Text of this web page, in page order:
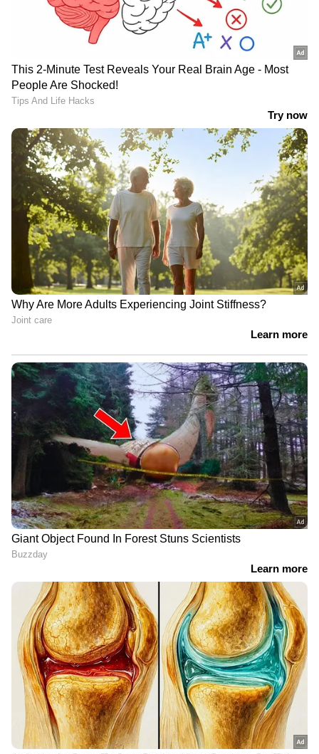
LATEST VIDEOS
ഇന്ത്യയിലെയും ലോകമെമ്പാടുമുള്ള എല്ലാ
India Newsഅറിയാൻ എപ്പോഴും ഏഷ്യാനെറ്റ്
ന്യൂസ് വാർത്തകൾ.Malayalam News
തത്സമയ അപ്‌ഡേറ്റുകളും ആഴത്തിലുള്ള
വിശകലനവും സമഗ്രമായ റിപ്പോർട്ടിംഗും —
എല്ലാം ഒരൊറ്റ സ്ഥലത്ത്. ഏത് സമയത്തും,
എവിടെയും വിശ്വസനീയമായ വാർത്തകൾ
ലഭിക്കാൻAsianet News Malayalam
ABOUT THE AUTHOR
WD Web Desk
Follow Us